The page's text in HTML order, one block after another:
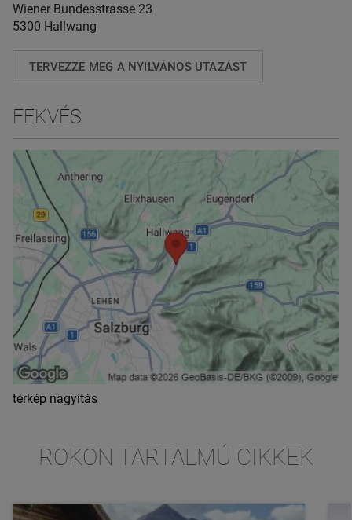
Wiener Bundesstrasse 23
5300 Hallwang
TERVEZZE MEG A NYILVÁNOS UTAZÁST
FEKVÉS
térkép nagyítás
ROKON TARTALMÚ CIKKEK